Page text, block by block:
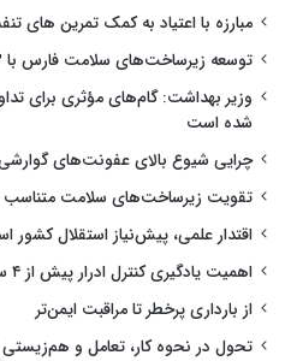
مبارزه با اعتیاد به کمک تمرین های
توسعه زیرساخت‌های سلامت فارس با ۳ پروژه شتاب گرفت
وزیر بهداشت: گام‌های مؤثری برای
شده است
چرایی شیوع بالای عفونت‌های
تقویت زیرساخت‌های سلامت متناسب
اقتدار علمی، پیش‌نیاز استقلال کشور
اهمیت یادگیری کنترل ادرار پیش از ۴ سالگی
از بارداری پرخطر تا مراقبت ایمن‌تر
تحول در نحوه کار، تعامل و هم‌زیستی